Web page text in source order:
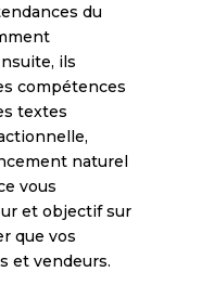
du
ils
compétences
textes
naturel
vous
et objectif sur
que vos
et vendeurs.